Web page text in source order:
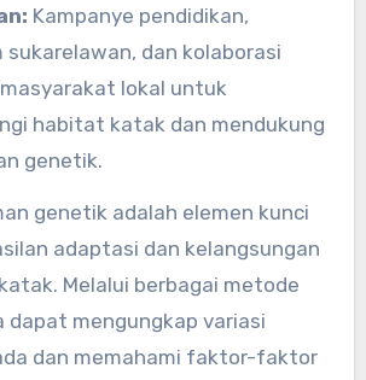
Kampanye pendidikan,
sukarelawan, dan kolaborasi
lokal untuk
habitat katak dan mendukung
genetik.
genetik adalah elemen kunci
adaptasi dan kelangsungan
Melalui berbagai metode
dapat mengungkap variasi
dan memahami faktor-faktor